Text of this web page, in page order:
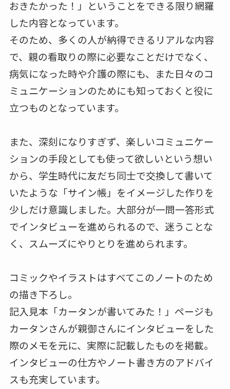
おきたかった！」ということをできる限り網羅
した内容となっています。
そのため、多くの人が納得できるリアルな内容
で、親の看取りの際に必要なことだけでなく、
病気になった時や介護の際にも、また日々のコ
ミュニケーションのためにも知っておくと役に
立つものとなっています。
また、深刻になりすぎず、楽しいコミュニケー
ションの手段としても使って欲しいという想い
から、学生時代に友だち同士で交換して書いて
いたような「サイン帳」をイメージした作りを
少しだけ意識しました。大部分が一問一答形式
でインタビューを進められるので、迷うことな
く、スムーズにやりとりを進められます。
コミックやイラストはすべてこのノートのため
の描き下ろし。
記入見本「カータンが書いてみた！」ページも
カータンさんが親御さんにインタビューをした
際のメモを元に、実際に記載したものを掲載。
インタビューの仕方やノート書き方のアドバイ
スも充実しています。